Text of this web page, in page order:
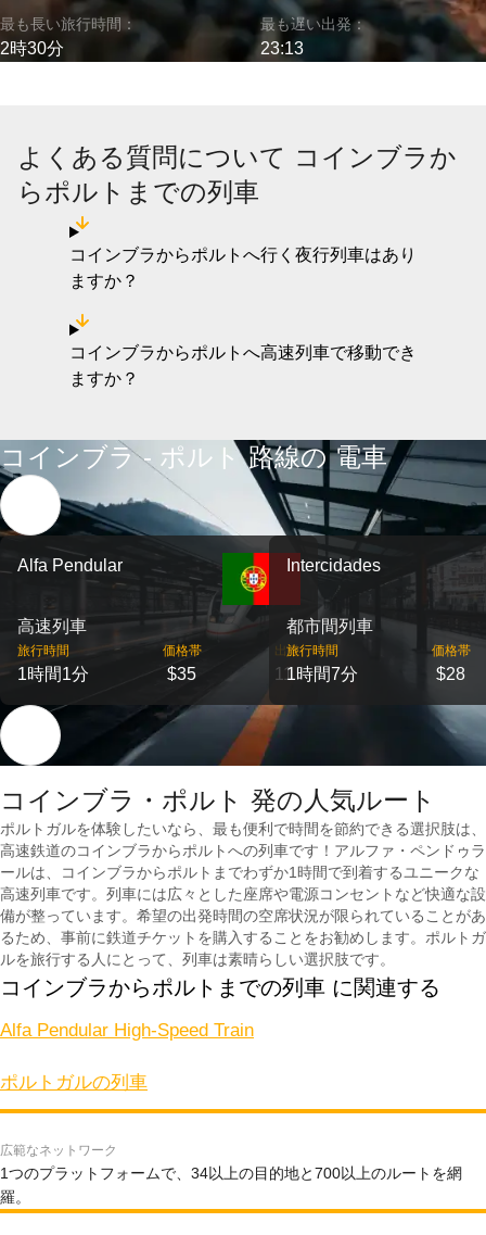
最も長い旅行時間：
2時30分
最も遅い出発：
23:13
よくある質問について コインブラか
らポルトまでの列車
コインブラからポルトへ行く夜行列車はあり
ますか？
コインブラからポルトへ高速列車で移動でき
ますか？
コインブラ - ポルト 路線の 電車
Alfa Pendular
高速列車
旅行時間
1時間1分
価格帯
$35
出発
11
Intercidades
都市間列車
旅行時間
1時間7分
価格帯
$28
コインブラ・ポルト 発の人気ルート
ポルトガルを体験したいなら、最も便利で時間を節約できる選択肢は、
高速鉄道のコインブラからポルトへの列車です！アルファ・ペンドゥラ
ールは、コインブラからポルトまでわずか1時間で到着するユニークな
高速列車です。列車には広々とした座席や電源コンセントなど快適な設
備が整っています。希望の出発時間の空席状況が限られていることがあ
るため、事前に鉄道チケットを購入することをお勧めします。ポルトガ
ルを旅行する人にとって、列車は素晴らしい選択肢です。
コインブラからポルトまでの列車 に関連する
Alfa Pendular High-Speed Train
ポルトガルの列車
広範なネットワーク
1つのプラットフォームで、34以上の目的地と700以上のルートを網
羅。